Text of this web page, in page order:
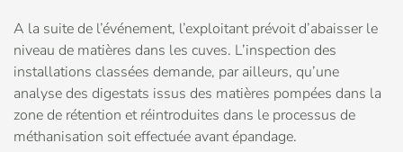
A la suite de l’événement, l’exploitant prévoit d’abaisser le
niveau de matières dans les cuves. L’inspection des
installations classées demande, par ailleurs, qu’une
analyse des digestats issus des matières pompées dans la
zone de rétention et réintroduites dans le processus de
méthanisation soit effectuée avant épandage.